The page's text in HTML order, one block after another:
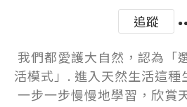
追蹤
我們都愛護大自然，認為「
活模式」. 進入天然生活這種
一步一步慢慢地學習，欣賞